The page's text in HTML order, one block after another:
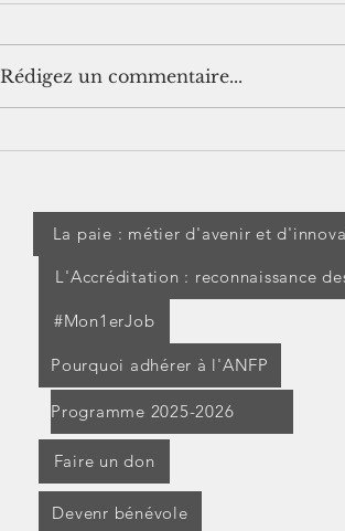
Rédigez un commentaire...
La paie : métier d'avenir et
L'Accréditation : reconnaissance
#Mon1erJob
Pourquoi adhérer à l'ANFP
Programme 2025-2026
Faire un don
Devenr bénévole